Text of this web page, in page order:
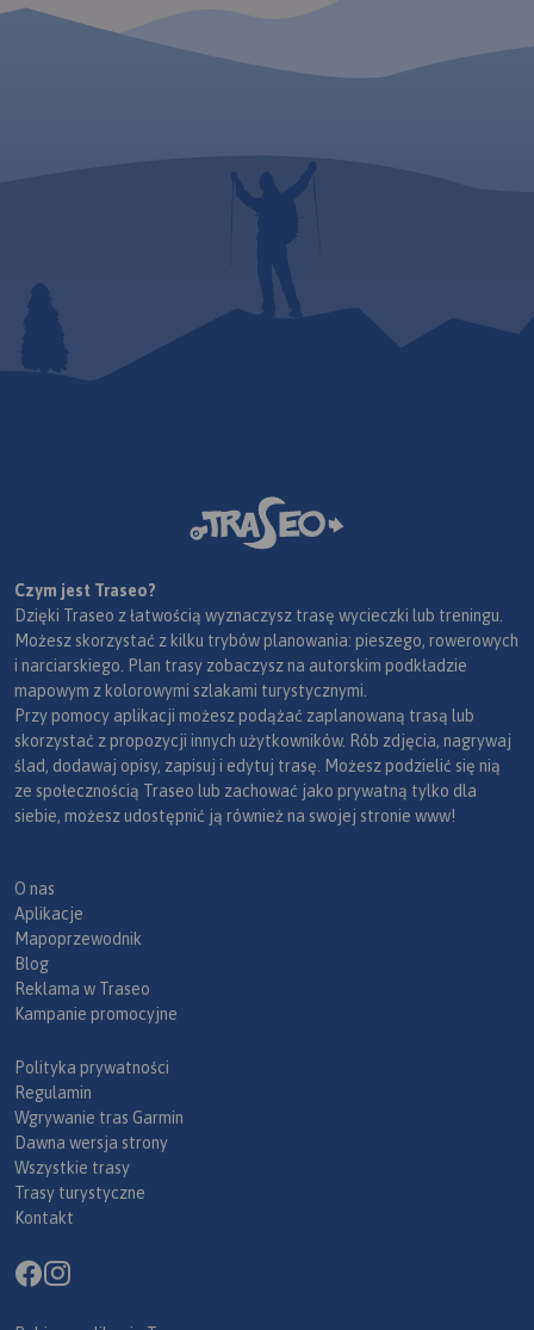
Czym jest Traseo?
Dzięki Traseo z łatwością wyznaczysz trasę wycieczki lub treningu.
Możesz skorzystać z kilku trybów planowania: pieszego, rowerowych
i narciarskiego. Plan trasy zobaczysz na autorskim podkładzie
mapowym z kolorowymi szlakami turystycznymi.
Przy pomocy aplikacji możesz podążać zaplanowaną trasą lub
skorzystać z propozycji innych użytkowników. Rób zdjęcia, nagrywaj
ślad, dodawaj opisy, zapisuj i edytuj trasę. Możesz podzielić się nią
ze społecznością Traseo lub zachować jako prywatną tylko dla
siebie, możesz udostępnić ją również na swojej stronie www!
O nas
Aplikacje
Mapoprzewodnik
Blog
Reklama w Traseo
Kampanie promocyjne
Polityka prywatności
Regulamin
Wgrywanie tras Garmin
Dawna wersja strony
Wszystkie trasy
Trasy turystyczne
Kontakt